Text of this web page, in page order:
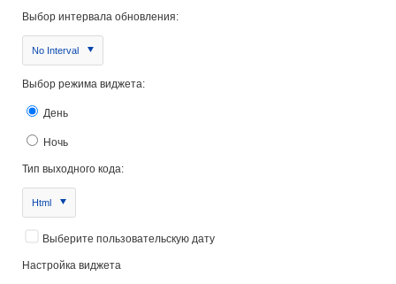
Выбор интервала обновления:
No Interval
Выбор режима виджета:
День
Ночь
Тип выходного кода:
Html
Выберите пользовательскую дату
Настройка виджета